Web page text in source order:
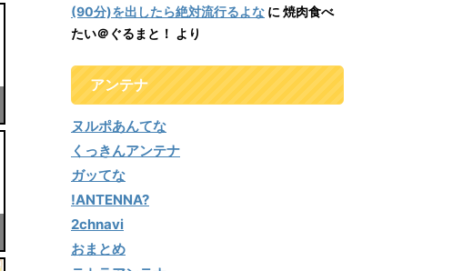
(90分)を出したら絶対流行るよな に 焼肉食べ
たい＠ぐるまと！ より
アンテナ
ヌルポあんてな
くっきんアンテナ
ガッてな
!ANTENNA?
2chnavi
おまとめ